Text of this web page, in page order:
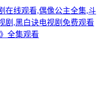
在线观看,偶像公主全集,斗
剧,黑白诀电视剧免费观看
全集观看